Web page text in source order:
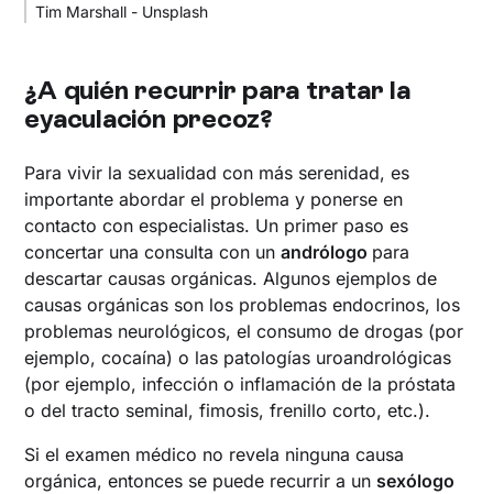
Tim Marshall - Unsplash
¿A quién recurrir para tratar la
eyaculación precoz?
Para vivir la sexualidad con más serenidad, es
importante abordar el problema y ponerse en
contacto con especialistas. Un primer paso es
concertar una consulta con unandrólogo para
descartar causas orgánicas. Algunos ejemplos de
causas orgánicas son los problemas endocrinos, los
problemas neurológicos, el consumo de drogas (por
ejemplo, cocaína) o las patologías uroandrológicas
(por ejemplo, infección o inflamación de la próstata
o del tracto seminal, fimosis, frenillo corto, etc.).
Si el examen médico no revela ninguna causa
orgánica, entonces se puede recurrir a un sexólogo